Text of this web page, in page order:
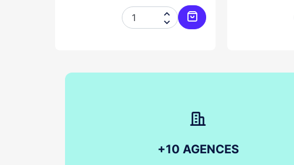


Ajouter au panier
+10 AGENCES